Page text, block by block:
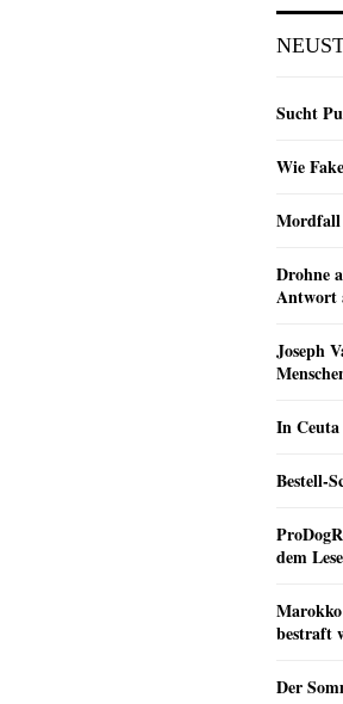
Sucht
Wie
Mordfall
Drohne
Antwort
Joseph
In
Bestell-
dem
bestraft
Der